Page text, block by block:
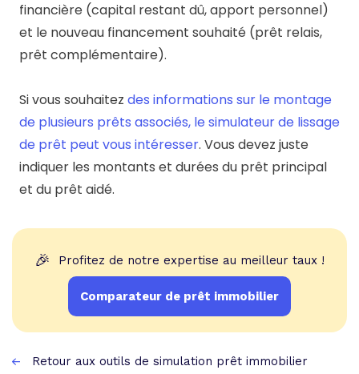
financière (capital restant dû, apport personnel)
et le nouveau financement souhaité (prêt relais,
prêt complémentaire).
Si vous souhaitez des informations sur le montage
de plusieurs prêts associés, le simulateur de lissage
de prêt peut vous intéresser. Vous devez juste
indiquer les montants et durées du prêt principal
et du prêt aidé.
🎉 Profitez de notre expertise au meilleur taux !
Comparateur de prêt immobilier
Retour aux outils de simulation prêt immobilier